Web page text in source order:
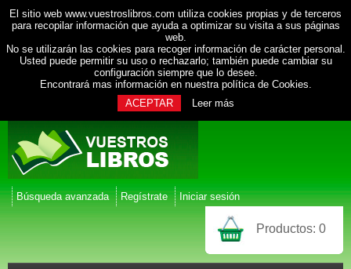
El sitio web www.vuestroslibros.com utiliza cookies propias y de terceros
para recopilar información que ayuda a optimizar su visita a sus páginas
web.
No se utilizarán las cookies para recoger información de carácter personal.
Usted puede permitir su uso o rechazarlo; también puede cambiar su
configuración siempre que lo desee.
Encontrará mas información en nuestra política de Cookies.
ACEPTAR
Leer más
Búsqueda avanzada Regístrate Iniciar sesión
Productos: 0